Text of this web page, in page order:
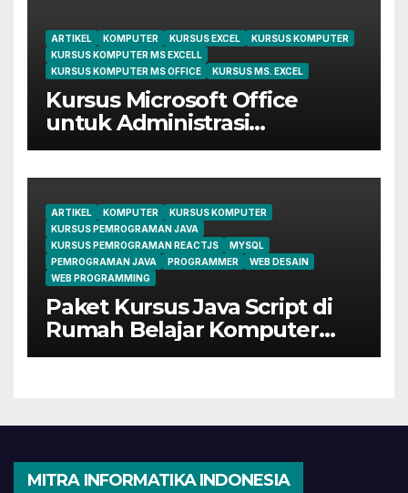
ARTIKEL KOMPUTER KURSUS EXCEL
KURSUS KOMPUTER
KURSUS KOMPUTER MS EXCELL
KURSUS KOMPUTER MS OFFICE
KURSUS MS. EXCEL
Kursus Microsoft Office
untuk Administrasi
Perkantoran di Cileungsi
ARTIKEL KOMPUTER
KURSUS KOMPUTER
KURSUS PEMROGRAMAN JAVA
KURSUS PEMROGRAMAN REACTJS
MYSQL
PEMROGRAMAN JAVA
PROGRAMMER
WEB DESAIN
WEB PROGRAMMING
Paket Kursus Java Script di
Rumah Belajar Komputer
YMII Cileungsi
MITRA INFORMATIKA INDONESIA